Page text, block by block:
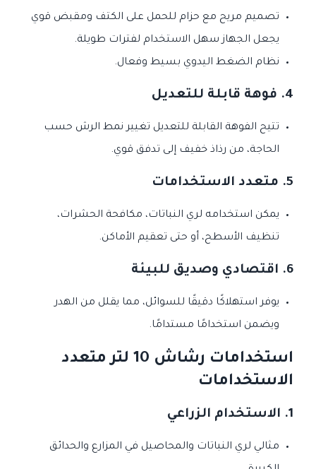
تصميم مريح مع حزام للحمل على الكتف ومقبض قوي
يجعل الجهاز سهل الاستخدام لفترات طويلة.
نظام الضغط اليدوي بسيط وفعال.
4. فوهة قابلة للتعديل
تتيح الفوهة القابلة للتعديل تغيير نمط الرش حسب
الحاجة، من رذاذ خفيف إلى تدفق قوي.
5. متعدد الاستخدامات
يمكن استخدامه لري النباتات، مكافحة الحشرات،
تنظيف الأسطح، أو حتى تعقيم الأماكن.
6. اقتصادي وصديق للبيئة
يوفر استهلاكًا دقيقًا للسوائل، مما يقلل من الهدر
ويضمن استخدامًا مستدامًا.
استخدامات رشاش 10 لتر متعدد
الاستخدامات
1. الاستخدام الزراعي
مثالي لري النباتات والمحاصيل في المزارع والحدائق